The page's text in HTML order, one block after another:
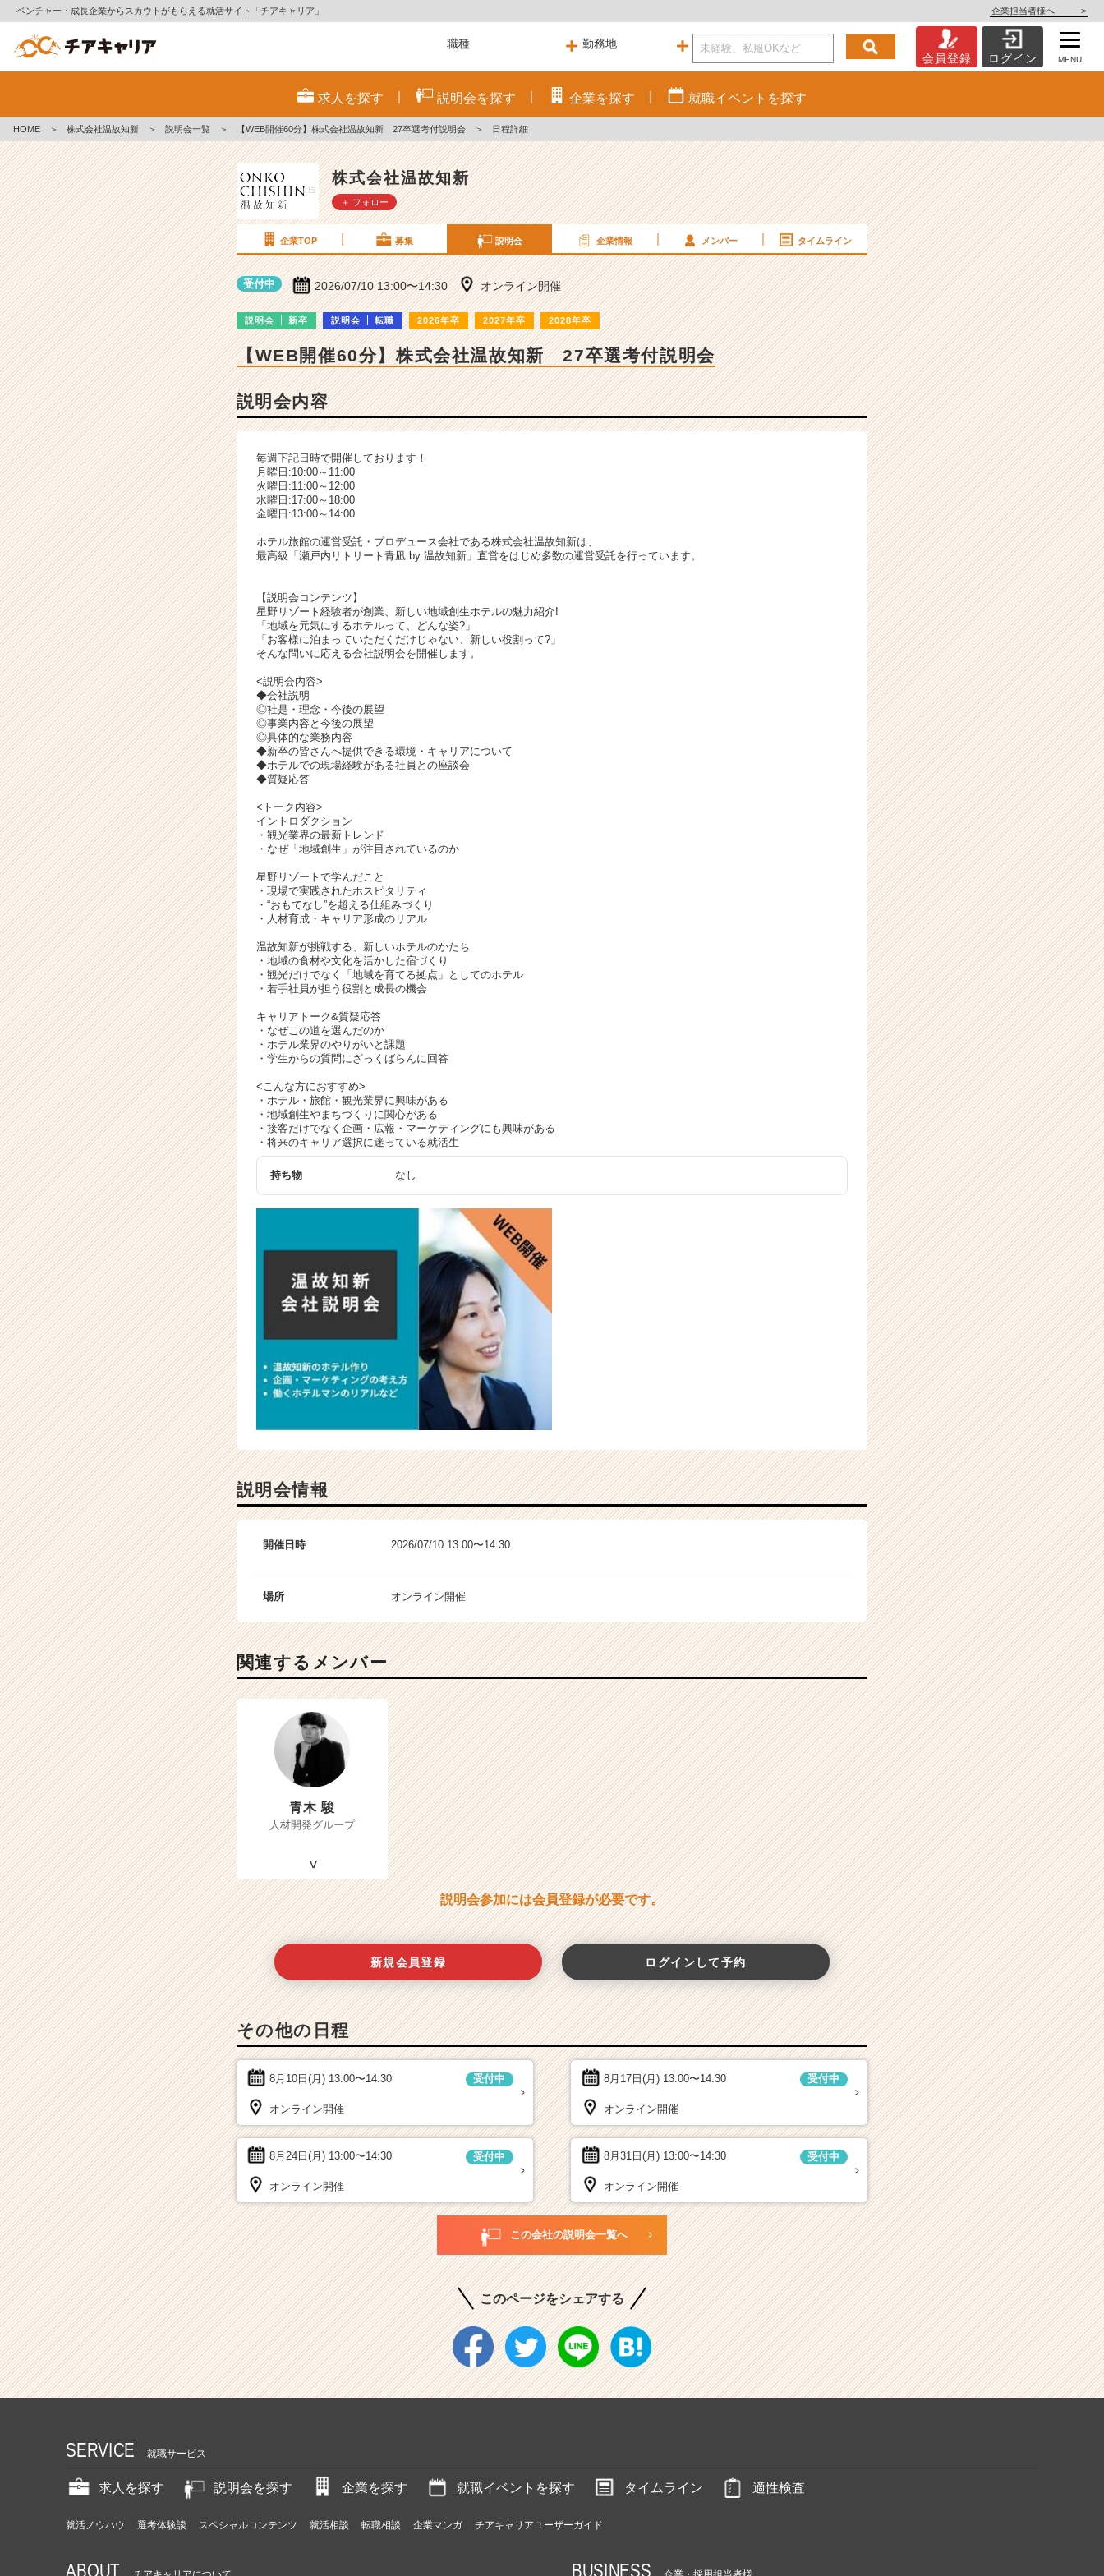
ベンチャー・成長企業からスカウトがもらえる就活サイト「チアキャリア」 企業担当者様へ >
社
温
会員登録 ログイン MENU
求人を探す 説明会を探す 企業を探す 就職イベント を探す
HOME ＞ 株式会社温故知新 ＞ 説明会一覧 ＞ 【WEB開催60分】株式会社温故知新 27卒選考付説明会 ＞ 日程詳細
株式会社温故知新
＋ フォロー
企業TOP 募集 説明会 企業情報 メンバー タイムライン
受付中 2026/07/10 13:00〜14:30 オンライン開催
説明会 新卒 説明会 転職 2026年卒 2027年卒 2028年卒
【WEB開催60分】株式会社温故知新 27卒選考付説明会
説明会内容
毎週下記日時で開催しております！
月曜日:10:00～11:00
火曜日:11:00～12:00
水曜日:17:00～18:00
金曜日:13:00～14:00
ホテル旅館の運営受託・プロデュース会社である株式会社温故知新は、
最高級「瀬戸内リトリート青凪 by 温故知新」直営をはじめ多数の運営受託を行っています。
【説明会コンテンツ】
星野リゾート経験者が創業、新しい地域創生ホテルの魅力紹介!
「地域を元気にするホテルって、どんな姿?」
「お客様に泊まっていただくだけじゃない、新しい役割って?」
そんな問いに応える会社説明会を開催します。
<説明会内容>
◆会社説明
◎社是・理念・今後の展望
◎事業内容と今後の展望
◎具体的な業務内容
◆新卒の皆さんへ提供できる環境・キャリアについて
◆ホテルでの現場経験がある社員との座談会
◆質疑応答
<トーク内容>
イントロダクション
・観光業界の最新トレンド
・なぜ「地域創生」が注目されているのか
星野リゾートで学んだこと
・現場で実践されたホスピタリティ
・“おもてなし”を超える仕組みづくり
・人材育成・キャリア形成のリアル
温故知新が挑戦する、新しいホテルのかたち
・地域の食材や文化を活かした宿づくり
・観光だけでなく「地域を育てる拠点」としてのホテル
・若手社員が担う役割と成長の機会
キャリアトーク&質疑応答
・なぜこの道を選んだのか
・ホテル業界のやりがいと課題
・学生からの質問にざっくばらんに回答
<こんな方におすすめ>
・ホテル・旅館・観光業界に興味がある
・地域創生やまちづくりに関心がある
・接客だけでなく企画・広報・マーケティングにも興味がある
・将来のキャリア選択に迷っている就活生
持ち物 なし
説明会情報
開催日時 2026/07/10 13:00〜14:30
場所 オンライン開催
関連するメンバー
青木 駿
人材開発グループ
説明会参加には会員登録が必要です。
新規会員登録 ログインして予約
その他の日程
8月10日(月) 13:00〜14:30 受付中
オンライン開催
8月17日(月) 13:00〜14:30 受付中
オンライン開催
8月24日(月) 13:00〜14:30 受付中
オンライン開催
8月31日(月) 13:00〜14:30 受付中
オンライン開催
この会社の説明会一覧へ
このページをシェアする
SERVICE 就職サービス
求人を探す 説明会を探す 企業を探す 就職イベントを探す タイムライン 適性検査
就活ノウハウ 選考体験談 スペシャルコンテンツ 就活相談 転職相談 企業マンガ チアキャリアユーザーガイド
ABOUT BUSINESS